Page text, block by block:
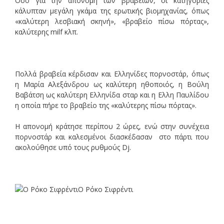
κάλυπταν μεγάλη γκάμα της ερωτικής βιομηχανίας, όπως
«καλύτερη λεσβιακή σκηνή», «βραβείο πίσω πόρτας»,
καλύτερης milf κλπ.
Πολλά βραβεία κέρδισαν και Ελληνίδες πορνοστάρ, όπως
η Μαρία Αλεξάνδρου ως καλύτερη ηθοποιός, η Βούλη
Βαβάτση ως καλύτερη Ελληνίδα σταρ και η Ελλη Παυλίδου
η οποία πήρε το βραβείο της «καλύτερης πίσω πόρτας».
Η απονομή κράτησε περίπου 2 ώρες, ενώ στην συνέχεια
πορνοστάρ και καλεσμένοι διασκέδασαν στο πάρτι που
ακολούθησε υπό τους ρυθμούς Dj.
O Ρόκο Σιφρέντι